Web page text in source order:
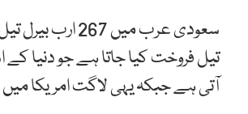
آتی ہے جبکہ یہی لاگت امریکا میں 53 ڈالر ہے۔